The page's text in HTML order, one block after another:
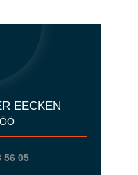
EECKEN
56 05